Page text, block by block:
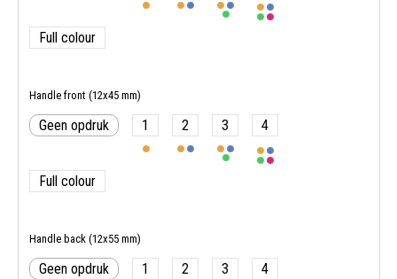
Full colour
Handle front (12x45 mm)
Geen opdruk 1 2 3 4
Full colour
Handle back (12x55 mm)
Geen opdruk 1 2 3 4